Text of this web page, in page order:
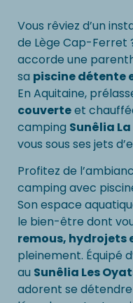
Vous rêviez d’un
de Lège Cap-Ferret
accorde une
sa piscine détente
En Aquitaine,
couverteet
camping Sunêlia
vous sous ses jets
Profitez de
camping avec
Son espace
le bien-être dont
remous, hydrojets
pleinement. Équipé
au Sunêlia Les
adorent se